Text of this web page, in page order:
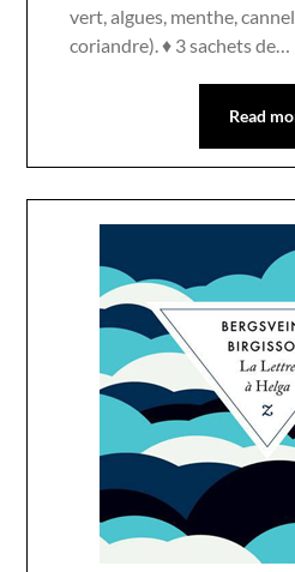
vert, algues, menthe,
coriandre). ♦ 3 sachets de…
Read